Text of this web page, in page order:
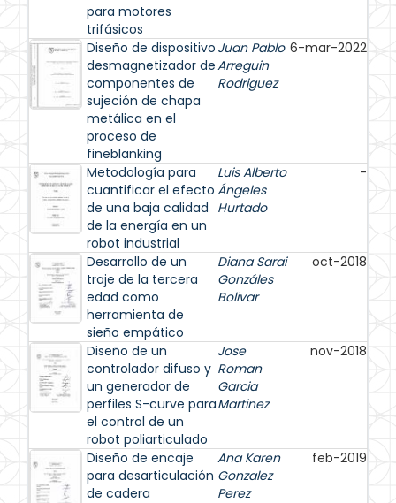
para motores
trifásicos
Diseño de dispositivo
desmagnetizador de
componentes de
sujeción de chapa
metálica en el
proceso de
fineblanking
Juan Pablo
Arreguin
Rodriguez
6-mar-2022
Metodología para
cuantificar el efecto
de una baja calidad
de la energía en un
robot industrial
Luis Alberto
Ángeles
Hurtado
-
Desarrollo de un
traje de la tercera
edad como
herramienta de
sieño empático
Diana Sarai
Gonzáles
Bolivar
oct-2018
Diseño de un
controlador difuso y
un generador de
perfiles S-curve para
el control de un
robot poliarticulado
Jose
Roman
Garcia
Martinez
nov-2018
Diseño de encaje
para desarticulación
de cadera
Ana Karen
Gonzalez
Perez
feb-2019